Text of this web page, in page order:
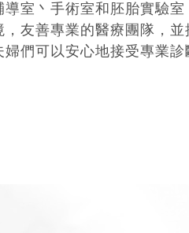
室丶手術室和胚胎實驗室
友善專業的醫療團隊，並
們可以安心地接受專業診